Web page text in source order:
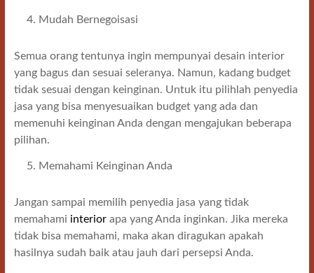
Mudah Bernegoisasi
Semua orang tentunya ingin mempunyai desain interior
yang bagus dan sesuai seleranya. Namun, kadang budget
tidak sesuai dengan keinginan. Untuk itu pilihlah penyedia
jasa yang bisa menyesuaikan budget yang ada dan
memenuhi keinginan Anda dengan mengajukan beberapa
pilihan.
Memahami Keinginan Anda
Jangan sampai memilih penyedia jasa yang tidak
memahami interiorapa yang Anda inginkan. Jika mereka
tidak bisa memahami, maka akan diragukan apakah
hasilnya sudah baik atau jauh dari persepsi Anda.